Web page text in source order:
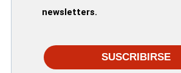
newsletters.
SUSCRIBIRSE